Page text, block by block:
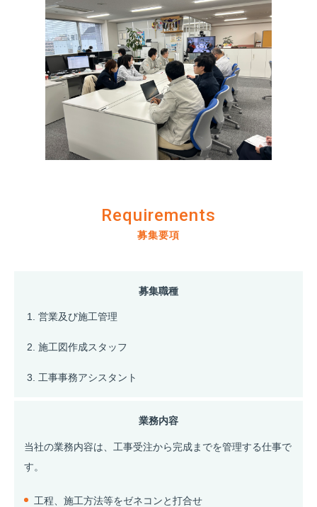
Requirements
募集要項
募集職種
営業及び施工管理
施工図作成スタッフ
工事事務アシスタント
業務内容
当社の業務内容は、工事受注から完成までを管理する仕事で
す。
工程、施工方法等をゼネコンと打合せ